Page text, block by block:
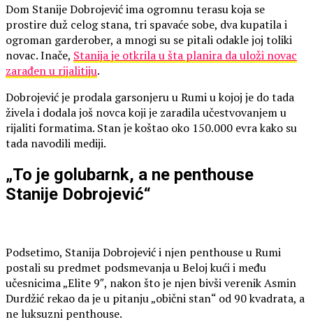
Dom Stanije Dobrojević ima ogromnu terasu koja se
prostire duž celog stana, tri spavaće sobe, dva kupatila i
ogroman garderober, a mnogi su se pitali odakle joj toliki
novac. Inače, Stanija je otkrila u šta planira da uloži novac
zarađen u rijalitiju.
Dobrojević je prodala garsonjeru u Rumi u kojoj je do tada
živela i dodala još novca koji je zaradila učestvovanjem u
rijaliti formatima. Stan je koštao oko 150.000 evra kako su
tada navodili mediji.
„To je golubarnk, a ne penthouse
Stanije Dobrojević“
Podsetimo, Stanija Dobrojević i njen penthouse u Rumi
postali su predmet podsmevanja u Beloj kući i među
učesnicima „Elite 9″, nakon što je njen bivši verenik Asmin
Durdžić rekao da je u pitanju „obični stan“ od 90 kvadrata, a
ne luksuzni penthouse.